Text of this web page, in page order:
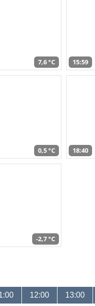
7,6 °C 15:59
0,5 °C 18:40
-2,7 °C
12:00 13:00